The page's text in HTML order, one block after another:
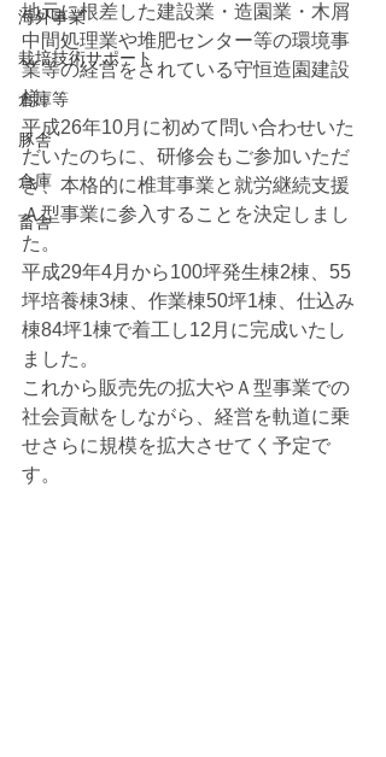
海外事業
栽培技術サポート
倉庫等
豚舎
倉庫
畜舎
地元に根差した建設業・造園業・木屑
中間処理業や堆肥センター等の環境事
業等の経営をされている守恒造園建設
様。
平成26年10月に初めて問い合わせいた
だいたのちに、研修会もご参加いただ
き、本格的に椎茸事業と就労継続支援
Ａ型事業に参入することを決定しまし
た。
平成29年4月から100坪発生棟2棟、55
坪培養棟3棟、作業棟50坪1棟、仕込み
棟84坪1棟で着工し12月に完成いたし
ました。
これから販売先の拡大やＡ型事業での
社会貢献をしながら、経営を軌道に乗
せさらに規模を拡大させてく予定で
す。